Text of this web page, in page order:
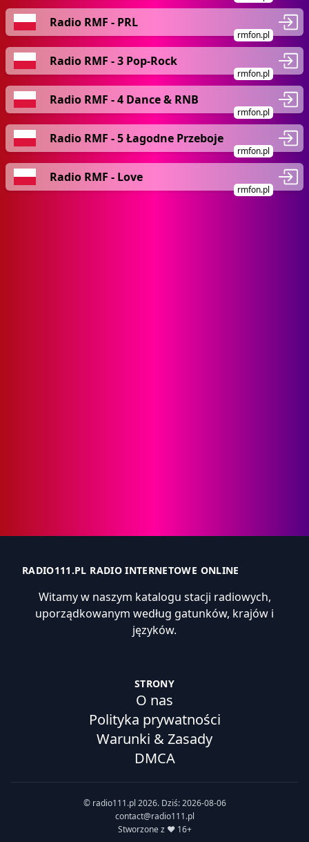
Radio RMF - PRL
rmfon.pl
Radio RMF - 3 Pop-Rock
rmfon.pl
Radio RMF - 4 Dance & RNB
rmfon.pl
Radio RMF - 5 Łagodne Przeboje
rmfon.pl
Radio RMF - Love
rmfon.pl
RADIO111.PL RADIO INTERNETOWE ONLINE
Witamy w naszym katalogu stacji radiowych,
uporządkowanym według gatunków, krajów i
języków.
STRONY
O nas
Polityka prywatności
Warunki & Zasady
DMCA
© radio111.pl 2026. Dziś: 2026-08-06
contact@radio111.pl
Stworzone z ❤️ 16+